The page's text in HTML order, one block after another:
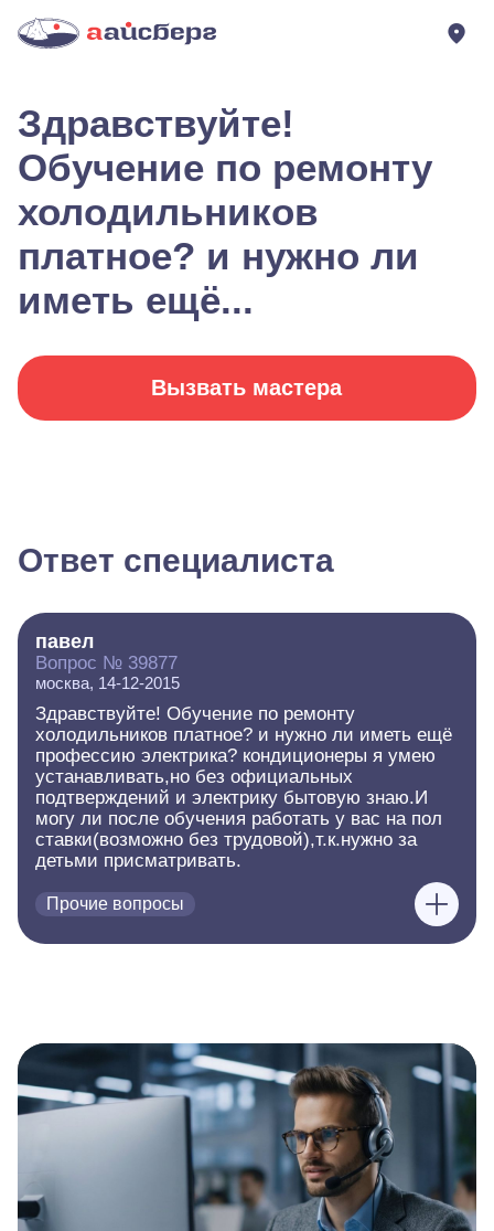
Здравствуйте!
Обучение по ремонту
холодильников
платное? и нужно ли
иметь ещё...
Вызвать мастера
Ответ специалиста
павел
Вопрос № 39877
москва, 14-12-2015
Здравствуйте! Обучение по ремонту
холодильников платное? и нужно ли иметь ещё
профессию электрика? кондиционеры я умею
устанавливать,но без официальных
подтверждений и электрику бытовую знаю.И
могу ли после обучения работать у вас на пол
ставки(возможно без трудовой),т.к.нужно за
детьми присматривать.
Прочие вопросы